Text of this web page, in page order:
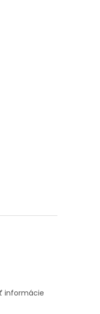
informácie